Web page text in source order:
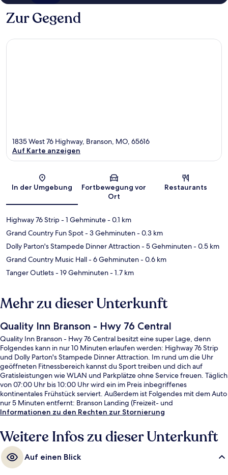
Zur Gegend
Karte
1835 West 76 Highway, Branson, MO, 65616
Auf Karte anzeigen
In der Umgebung
Fortbewegung vor
Ort
Restaurants
Highway 76 Strip- 1 Gehminute- 0.1 km
Grand Country Fun Spot- 3 Gehminuten- 0.3 km
Dolly Parton's Stampede Dinner Attraction- 5 Gehminuten- 0.5 km
Grand Country Music Hall- 6 Gehminuten- 0.6 km
Tanger Outlets- 19 Gehminuten- 1.7 km
Mehr zu dieser Unterkunft
Quality Inn Branson - Hwy 76 Central
Quality Inn Branson - Hwy 76 Central besitzt eine super Lage, denn
Folgendes kann in nur 10 Minuten erlaufen werden: Highway 76 Strip
und Dolly Parton's Stampede Dinner Attraction. Im rund um die Uhr
geöffneten Fitnessbereich kannst du Sport treiben und dich auf
Gratisleistungen wie WLAN und Parkplätze ohne Service freuen. Täglich
von 07:00 Uhr bis 10:00 Uhr wird ein im Preis inbegriffenes
kontinentales Frühstück serviert. Außerdem ist Folgendes mit dem Auto
nur 5 Minuten entfernt: Branson Landing (Freizeit- und
Vergnügungsviertel) und Titanic-Museum. Anderen Reisenden gefallen
Informationen zu den Rechten zur Stornierung
Weitere Infos zu dieser Unterkunft
Auf einen Blick